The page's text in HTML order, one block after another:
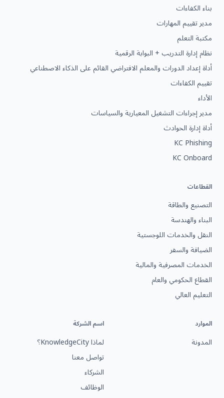
بناء الكفاءات
مدير تقييم المهارات
مكتبة التعلم
نظام إدارة التدريب + البوابة الرقمية
أداة إعداد الدورات والمعلم الافتراضي القائم على الذكاء الاصطناعي
تقييم الكفاءات
الأداء
مدير إجراءات التشغيل المعيارية والسياسات
أداة إدارة الحوادث
KC Phishing
KC Onboard
القطاعات
التصنيع والطاقة
البناء والهندسة
النقل والخدمات اللوجستية
الضيافة والسفر
الخدمات المصرفية والمالية
القطاع الحكومي والعام
التعليم العالي
الموارد
المدونة
اسم الشركة
لماذا KnowledgeCity؟
تواصل معنا
الشركاء
الوظائف